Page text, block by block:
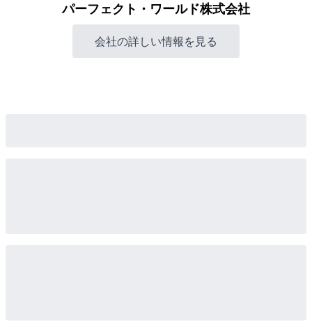
パーフェクト・ワールド株式会社
会社の詳しい情報を見る